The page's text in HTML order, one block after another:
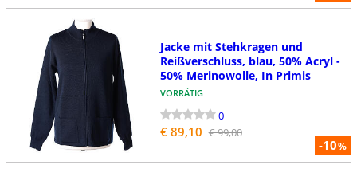
-10%
Jacke mit Stehkragen und
Reißverschluss, blau, 50% Acryl -
50% Merinowolle, In Primis
VORRÄTIG
0
€ 89,10 € 99,00